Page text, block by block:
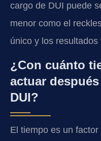
cargo de DUI puede
menor como el
único y los resultados
¿Con cuánto
actuar
DUI?
El tiempo es un